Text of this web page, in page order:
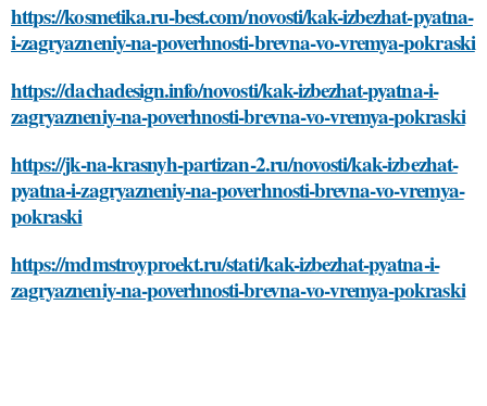
https://kosmetika.ru-best.com/novosti/kak-izbezhat-pyatna-
i-zagryazneniy-na-poverhnosti-brevna-vo-vremya-pokraski
https://dachadesign.info/novosti/kak-izbezhat-pyatna-i-
zagryazneniy-na-poverhnosti-brevna-vo-vremya-pokraski
https://jk-na-krasnyh-partizan-2.ru/novosti/kak-izbezhat-
pyatna-i-zagryazneniy-na-poverhnosti-brevna-vo-vremya-
pokraski
https://mdmstroyproekt.ru/stati/kak-izbezhat-pyatna-i-
zagryazneniy-na-poverhnosti-brevna-vo-vremya-pokraski